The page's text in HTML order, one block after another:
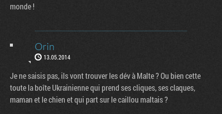
monde !
Orin
13.05.2014
Je ne saisis pas, ils vont trouver les dév à Malte ? Ou bien cette
toute la boîte Ukrainienne qui prend ses cliques, ses claques,
maman et le chien et qui part sur le caillou maltais ?